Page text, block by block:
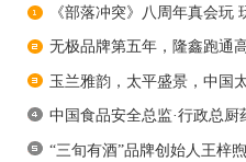
《部落冲突》八周年真会玩
无极品牌第五年，隆鑫跑通
玉兰雅韵，太平盛景，中国
中国食品安全总监·行政总厨
“三旬有酒”品牌创始人王梓煦